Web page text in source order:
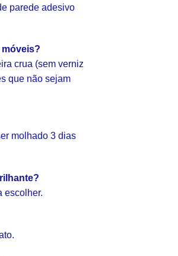
parede adesivo
móveis?
crua (sem verniz
que não sejam
molhado 3 dias
escolher.